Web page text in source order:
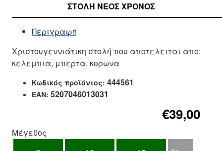
ΣΤΟΛΉ ΝΕΟΣ ΧΡΟΝΟΣ
Περιγραφή
Χριστουγεννιάτικη στολή που αποτελειται απο:
κελεμπια, μπερτα, κορωνα
Κωδικός προϊόντος: 444561
EAN: 5207046013031
€39,00
Μέγεθος